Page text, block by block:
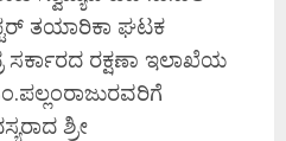
ತಯಾರಿಕಾ ಘಟಕ
ರಕ್ಷಣಾ ಇಲಾಖೆಯ
ಶ್ರೀ